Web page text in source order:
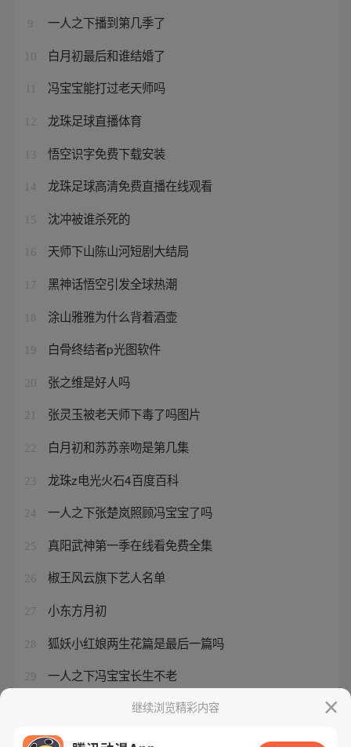
9 一人之下播到第几季了
10 白月初最后和谁结婚了
冯宝宝能打过老天师吗
12 龙珠足球直播体育
13 悟空识字免费下载安装
14 龙珠足球高清免费直播在线观看
15 沈冲被谁杀死的
16 天师下山陈山河短剧大结局
17 黑神话悟空引发全球热潮
18 涂山雅雅为什么背着酒壶
19 白骨终结者p光图软件
20 张之维是好人吗
21 张灵玉被老天师下毒了吗图片
22 白月初和苏苏亲吻是第几集
23 龙珠z电光火石4百度百科
24 一人之下张楚岚照顾冯宝宝了吗
25 真阳武神第一季在线看免费全集
26 椒王风云旗下艺人名单
27 小东方月初
28 狐妖小红娘两生花篇是最后一篇吗
29 一人之下冯宝宝长生不老
东方月初跟涂山红红谁厉害
继续浏览精彩内容